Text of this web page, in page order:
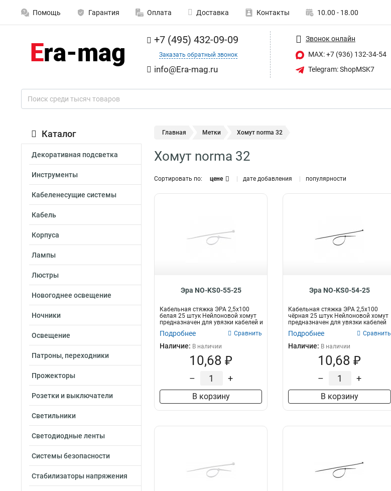
Помощь Гарантия Оплата Доставка Контакты 10.00 - 18.00
+7 (495) 432-09-09
Заказать обратный звонок
info@Era-mag.ru
Звонок онлайн
MAX: +7 (936) 132-34-54
Telegram: ShopMSK7
Каталог
Декоративная подсветка
Инструменты
Кабеленесущие системы
Кабель
Корпуса
Лампы
Люстры
Новогоднее освещение
Ночники
Освещение
Патроны, переходники
Прожекторы
Розетки и выключатели
Светильники
Светодиодные ленты
Системы безопасности
Стабилизаторы напряжения
Главная Метки Хомут norma 32
Хомут norma 32
Сортировать по: цене дате добавления популярности
Эра NO-KS0-55-25
Кабельная стяжка ЭРА 2,5х100
белая 25 штук Нейлоновой хомут
предназначен для увязки кабелей и
Подробнее Сравнить
Наличие: В наличии
10,68 ₽
– +
В корзину
Эра NO-KS0-54-25
Кабельная стяжка ЭРА 2,5х100
чёрная 25 штук Нейлоновой хомут
предназначен для увязки кабелей
Подробнее Сравнить
Наличие: В наличии
10,68 ₽
– +
В корзину